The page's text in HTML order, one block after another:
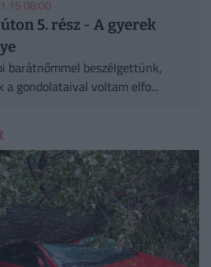
08:00
5. rész - A gyerek
barátnőmmel beszélgettünk,
a gondolataival voltam elfo...